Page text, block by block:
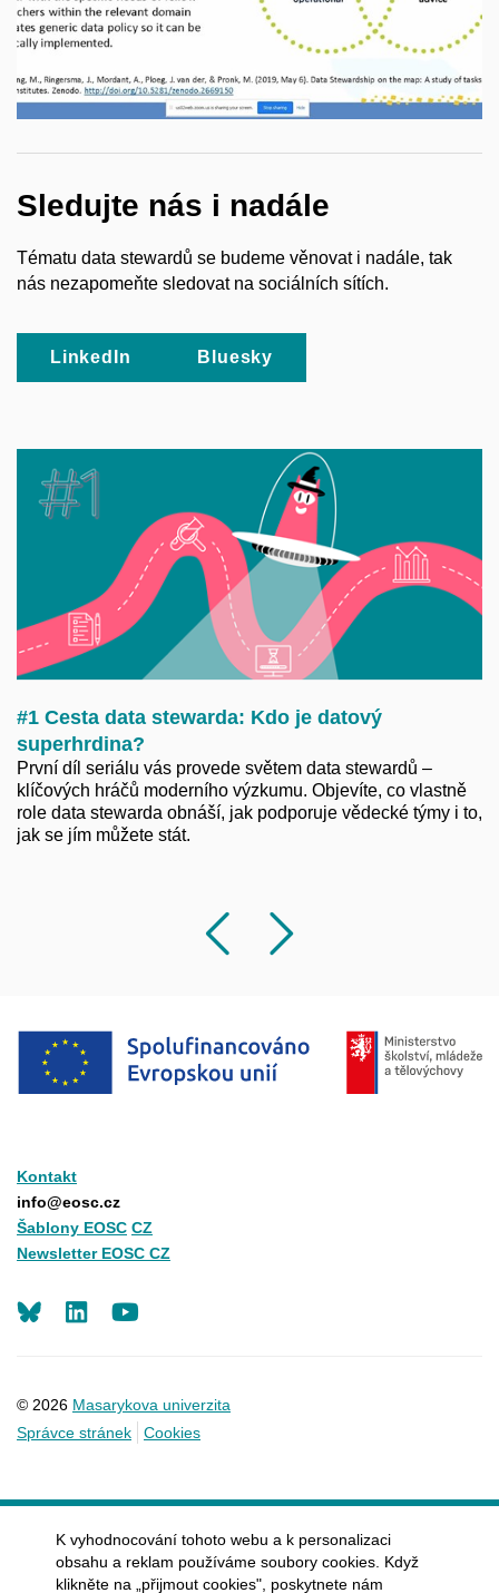
Sledujte nás i nadále
Tématu data stewardů se budeme věnovat i nadále, tak
nás nezapomeňte sledovat na sociálních sítích.
LinkedIn Bluesky
#1 Cesta data stewarda: Kdo je datový
superhrdina?
První díl seriálu vás provede světem data stewardů –
klíčových hráčů moderního výzkumu. Objevíte, co vlastně
role data stewarda obnáší, jak podporuje vědecké týmy i to,
jak se jím můžete stát.
Předchozí
Kontakt
info@eosc.cz
Šablony EOSC CZ
Newsletter EOSC CZ
© 2026 Masarykova univerzita
Správce stránek
Cookies
LinkedIn
K vyhodnocování tohoto webu a k personalizaci
obsahu a reklam používáme soubory cookies. Když
klikněte na „přijmout cookies", poskytnete nám